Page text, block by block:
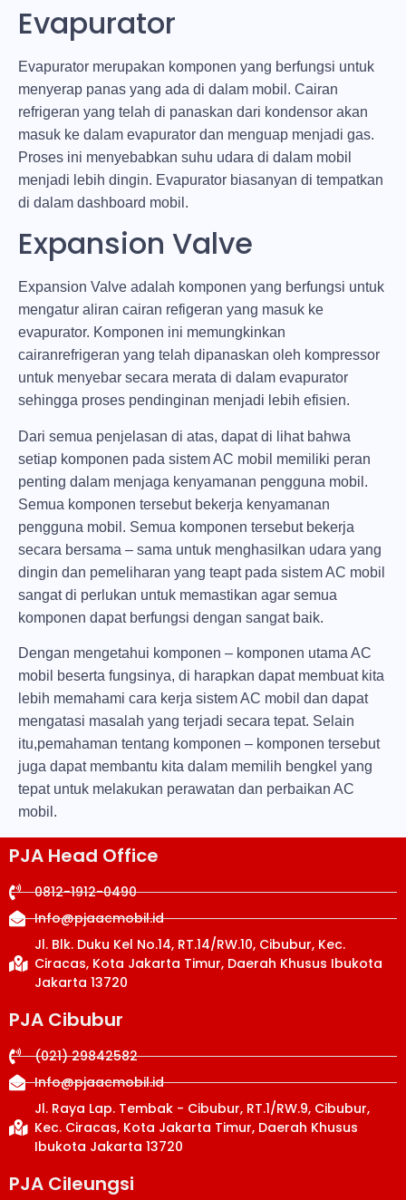
Evapurator
Evapurator merupakan komponen yang berfungsi untuk
menyerap panas yang ada di dalam mobil. Cairan
refrigeran yang telah di panaskan dari kondensor akan
masuk ke dalam evapurator dan menguap menjadi gas.
Proses ini menyebabkan suhu udara di dalam mobil
menjadi lebih dingin. Evapurator biasanyan di tempatkan
di dalam dashboard mobil.
Expansion Valve
Expansion Valve adalah komponen yang berfungsi untuk
mengatur aliran cairan refigeran yang masuk ke
evapurator. Komponen ini memungkinkan
cairanrefrigeran yang telah dipanaskan oleh kompressor
untuk menyebar secara merata di dalam evapurator
sehingga proses pendinginan menjadi lebih efisien.
Dari semua penjelasan di atas, dapat di lihat bahwa
setiap komponen pada sistem AC mobil memiliki peran
penting dalam menjaga kenyamanan pengguna mobil.
Semua komponen tersebut bekerja kenyamanan
pengguna mobil. Semua komponen tersebut bekerja
secara bersama – sama untuk menghasilkan udara yang
dingin dan pemeliharan yang teapt pada sistem AC mobil
sangat di perlukan untuk memastikan agar semua
komponen dapat berfungsi dengan sangat baik.
Dengan mengetahui komponen – komponen utama AC
mobil beserta fungsinya, di harapkan dapat membuat kita
lebih memahami cara kerja sistem AC mobil dan dapat
mengatasi masalah yang terjadi secara tepat. Selain
itu,pemahaman tentang komponen – komponen tersebut
juga dapat membantu kita dalam memilih bengkel yang
tepat untuk melakukan perawatan dan perbaikan AC
mobil.
PJA Head Office
0812-1912-0490
Info@pjaacmobil.id
Jl. Blk. Duku Kel No.14, RT.14/RW.10, Cibubur, Kec.
Ciracas, Kota Jakarta Timur, Daerah Khusus Ibukota
Jakarta 13720
PJA Cibubur
(021) 29842582
Info@pjaacmobil.id
Jl. Raya Lap. Tembak - Cibubur, RT.1/RW.9, Cibubur,
Kec. Ciracas, Kota Jakarta Timur, Daerah Khusus
Ibukota Jakarta 13720
PJA Cileungsi